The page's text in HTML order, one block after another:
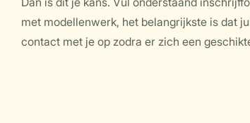
met modellenwerk, het belangrijkste is dat
contact met je op zodra er zich een